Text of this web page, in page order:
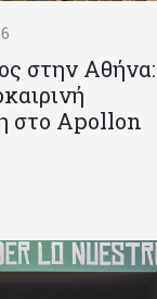
στην Αθήνα:
στο Apollon